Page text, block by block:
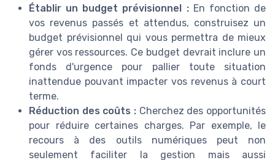
Établir un budget prévisionnel :En fonction de
vos revenus passés et attendus, construisez un
budget prévisionnel qui vous permettra de mieux
gérer vos ressources. Ce budget devrait inclure un
fonds d'urgence pour pallier toute situation
inattendue pouvant impacter vos revenus à court
terme.
Réduction des coûts : Cherchez des opportunités
pour réduire certaines charges. Par exemple, le
recours à des outils numériques peut non
seulement faciliter la gestion mais aussi